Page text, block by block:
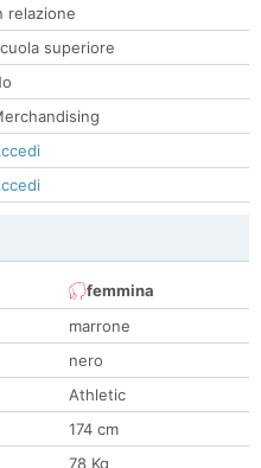
relazione
superiore
femmina
marrone
nero
Athletic
174 cm
78 Kg